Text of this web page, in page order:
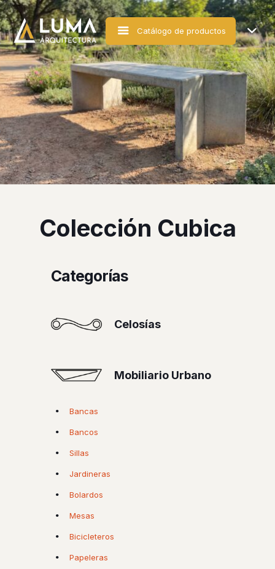
Catálogo de productos
Colección Cubica
Categorías
Celosías
Mobiliario Urbano
Bancas
Bancos
Sillas
Jardineras
Bolardos
Mesas
Bicicleteros
Papeleras